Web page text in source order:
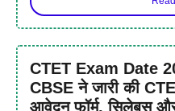
CTET Exam Date
CBSE ने जारी की
आवेदन फॉर्म, सिलेबस